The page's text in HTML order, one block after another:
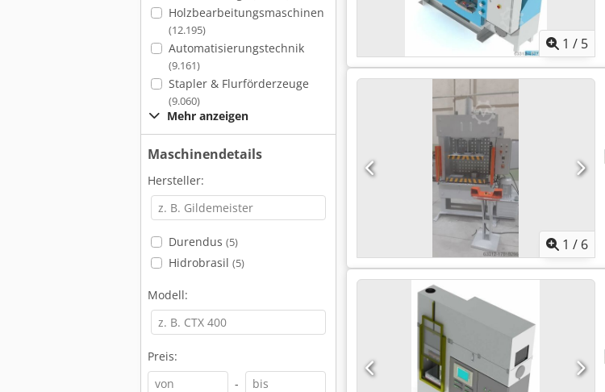
Holzbearbeitungsmaschinen
(12.195)
Automatisierungstechnik
(9.161)
Stapler & Flurförderzeuge
(9.060)
Mehr anzeigen
Maschinendetails
Hersteller:
Durendus (5)
Hidrobrasil (5)
Modell:
Preis:
-
1 / 5
1 / 6